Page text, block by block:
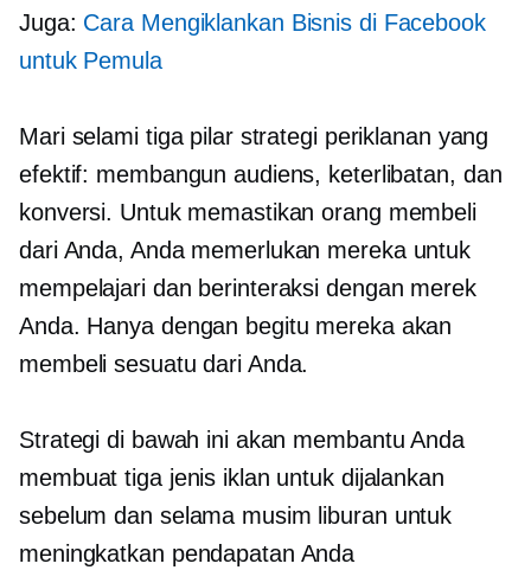
Juga: Cara Mengiklankan Bisnis di Facebook
untuk Pemula
Mari selami tiga pilar strategi periklanan yang
efektif: membangun audiens, keterlibatan, dan
konversi. Untuk memastikan orang membeli
dari Anda, Anda memerlukan mereka untuk
mempelajari dan berinteraksi dengan merek
Anda. Hanya dengan begitu mereka akan
membeli sesuatu dari Anda.
Strategi di bawah ini akan membantu Anda
membuat tiga jenis iklan untuk dijalankan
sebelum dan selama musim liburan untuk
meningkatkan pendapatan Anda